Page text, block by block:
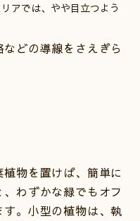
アでは、やや目立つよう
どの導線をさえぎら
物を置けば、簡単に
わずかな緑でもオフ
。小型の植物は、執